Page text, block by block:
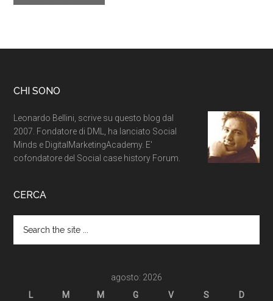
CHI SONO
Leonardo Bellini, scrive su questo blog dal
2007. Fondatore di DML, ha lanciato Social
Minds e DigitalMarketingAcademy. E'
cofondatore del Social case history Forum.
CERCA
agosto: 2026
L
M M G V S D